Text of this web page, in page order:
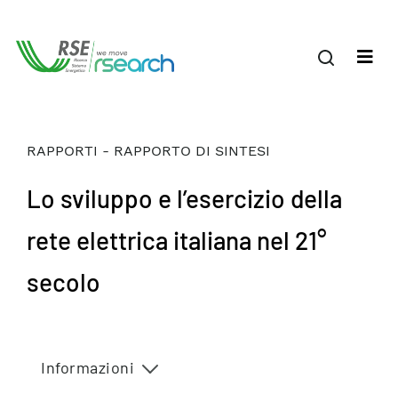
RAPPORTI - RAPPORTO DI SINTESI
Lo sviluppo e l’esercizio della
rete elettrica italiana nel 21°
secolo
Informazioni